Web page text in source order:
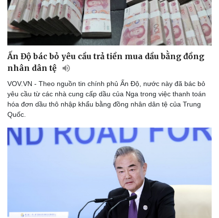
Ấn Độ bác bỏ yêu cầu trả tiền mua dầu bằng đồng
nhân dân tệ
VOV.VN - Theo nguồn tin chính phủ Ấn Độ, nước này đã bác bỏ
yêu cầu từ các nhà cung cấp dầu của Nga trong việc thanh toán
hóa đơn dầu thô nhập khẩu bằng đồng nhân dân tệ của Trung
Quốc.